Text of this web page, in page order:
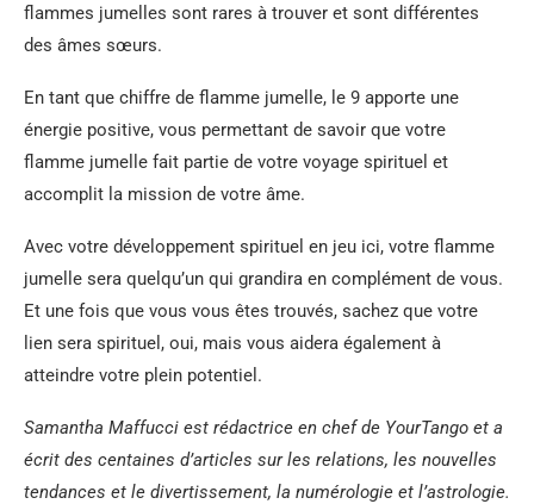
flammes jumelles sont rares à trouver et sont différentes
des âmes sœurs.
En tant que chiffre de flamme jumelle, le 9 apporte une
énergie positive, vous permettant de savoir que votre
flamme jumelle fait partie de votre voyage spirituel et
accomplit la mission de votre âme.
Avec votre développement spirituel en jeu ici, votre flamme
jumelle sera quelqu’un qui grandira en complément de vous.
Et une fois que vous vous êtes trouvés, sachez que votre
lien sera spirituel, oui, mais vous aidera également à
atteindre votre plein potentiel.
Samantha Maffucci est rédactrice en chef de YourTango et a
écrit des centaines d’articles sur les relations, les nouvelles
tendances et le divertissement, la numérologie et l’astrologie.